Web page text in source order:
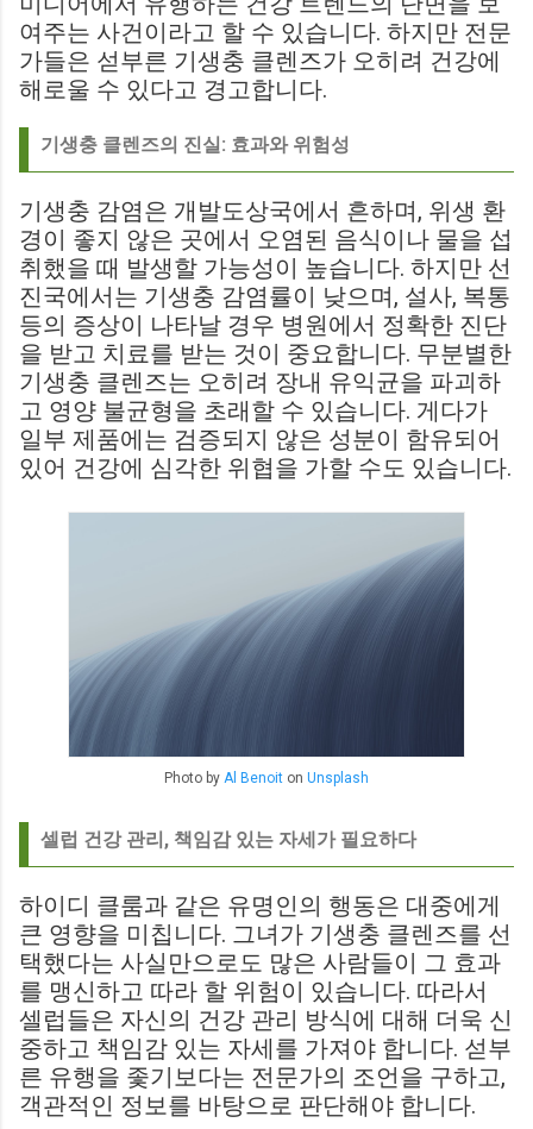
여주는 사건이라고 할 수 있습니다. 하지만 전문
가들은 섣부른 기생충 클렌즈가 오히려 건강에
해로울 수 있다고 경고합니다.
기생충 클렌즈의 진실: 효과와 위험성
기생충 감염은 개발도상국에서 흔하며, 위생 환
경이 좋지 않은 곳에서 오염된 음식이나 물을 섭
취했을 때 발생할 가능성이 높습니다. 하지만 선
진국에서는 기생충 감염률이 낮으며, 설사, 복통
등의 증상이 나타날 경우 병원에서 정확한 진단
을 받고 치료를 받는 것이 중요합니다. 무분별한
기생충 클렌즈는 오히려 장내 유익균을 파괴하
고 영양 불균형을 초래할 수 있습니다. 게다가
일부 제품에는 검증되지 않은 성분이 함유되어
있어 건강에 심각한 위협을 가할 수도 있습니다.
Photo by Al Benoit on Unsplash
셀럽 건강 관리, 책임감 있는 자세가 필요하다
하이디 클룸과 같은 유명인의 행동은 대중에게
큰 영향을 미칩니다. 그녀가 기생충 클렌즈를 선
택했다는 사실만으로도 많은 사람들이 그 효과
를 맹신하고 따라 할 위험이 있습니다. 따라서
셀럽들은 자신의 건강 관리 방식에 대해 더욱 신
중하고 책임감 있는 자세를 가져야 합니다. 섣부
른 유행을 좇기보다는 전문가의 조언을 구하고,
객관적인 정보를 바탕으로 판단해야 합니다.